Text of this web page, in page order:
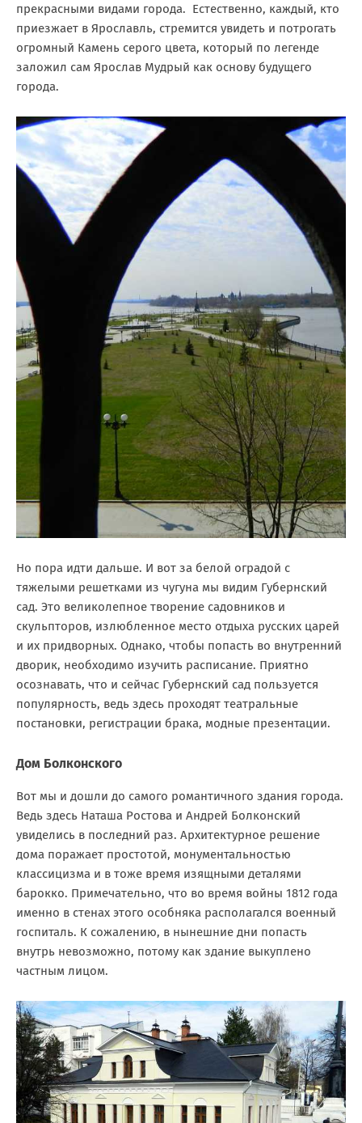
прекрасными видами города. Естественно, каждый, кто
приезжает в Ярославль, стремится увидеть и потрогать
огромный Камень серого цвета, который по легенде
заложил сам Ярослав Мудрый как основу будущего
города.
Но пора идти дальше. И вот за белой оградой с
тяжелыми решетками из чугуна мы видим Губернский
сад. Это великолепное творение садовников и
скульпторов, излюбленное место отдыха русских царей
и их придворных. Однако, чтобы попасть во внутренний
дворик, необходимо изучить расписание. Приятно
осознавать, что и сейчас Губернский сад пользуется
популярность, ведь здесь проходят театральные
постановки, регистрации брака, модные презентации.
Дом Болконского
Вот мы и дошли до самого романтичного здания города.
Ведь здесь Наташа Ростова и Андрей Болконский
увиделись в последний раз. Архитектурное решение
дома поражает простотой, монументальностью
классицизма и в тоже время изящными деталями
барокко. Примечательно, что во время войны 1812 года
именно в стенах этого особняка располагался военный
госпиталь. К сожалению, в нынешние дни попасть
внутрь невозможно, потому как здание выкуплено
частным лицом.